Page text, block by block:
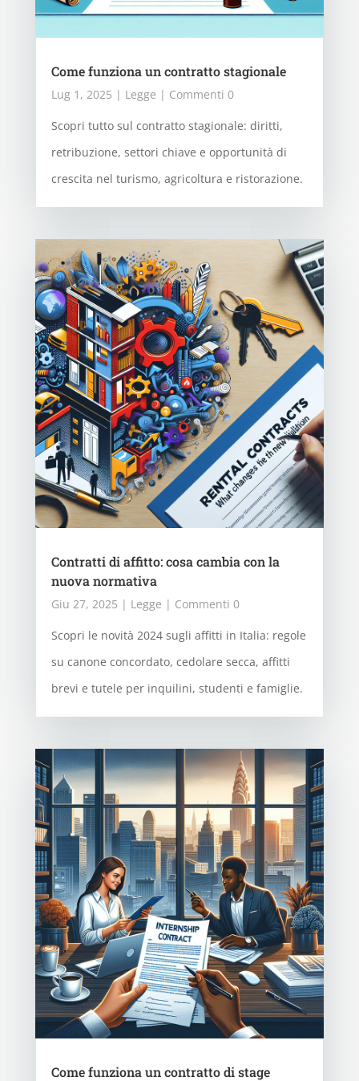
Come funziona un contratto stagionale
Lug 1, 2025 | Legge | Commenti 0
Scopri tutto sul contratto stagionale: diritti,
retribuzione, settori chiave e opportunità di
crescita nel turismo, agricoltura e ristorazione.
Contratti di affitto: cosa cambia con la
nuova normativa
Giu 27, 2025 | Legge | Commenti 0
Scopri le novità 2024 sugli affitti in Italia: regole
su canone concordato, cedolare secca, affitti
brevi e tutele per inquilini, studenti e famiglie.
Come funziona un contratto di stage